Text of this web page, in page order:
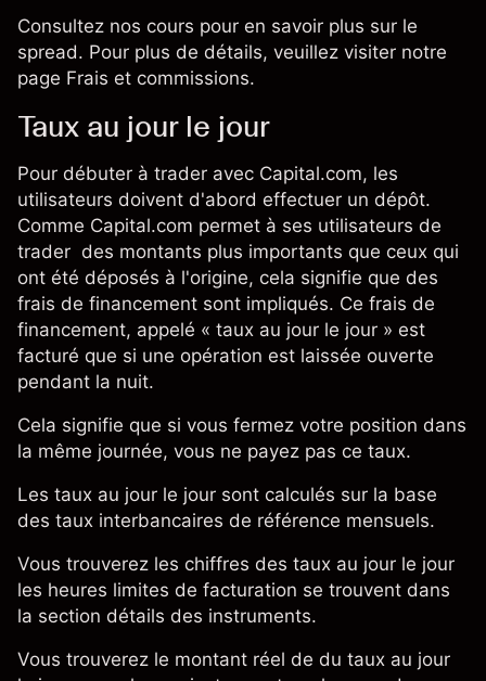
Consultez nos cours pour en savoir plus sur le
spread. Pour plus de détails, veuillez visiter notre
page Frais et commissions.
Taux au jour le jour
Pour débuter à trader avec Capital.com, les
utilisateurs doivent d'abord effectuer un dépôt.
Comme Capital.com permet à ses utilisateurs de
trader des montants plus importants que ceux qui
ont été déposés à l'origine, cela signifie que des
frais de financement sont impliqués. Ce frais de
financement, appelé « taux au jour le jour » est
facturé que si une opération est laissée ouverte
pendant la nuit.
Cela signifie que si vous fermez votre position dans
la même journée, vous ne payez pas ce taux.
Les taux au jour le jour sont calculés sur la base
des taux interbancaires de référence mensuels.
Vous trouverez les chiffres des taux au jour le jour
les heures limites de facturation se trouvent dans
la section détails des instruments.
Vous trouverez le montant réel de du taux au jour